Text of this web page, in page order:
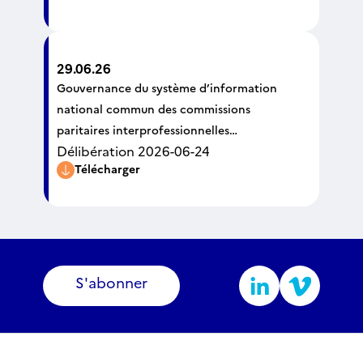
29.06.26
Gouvernance du système d’information
national commun des commissions
paritaires interprofessionnelles
régionales dénommées associations «
Transitions Pro »
Délibération 2026-06-24
Télécharger
S'abonner